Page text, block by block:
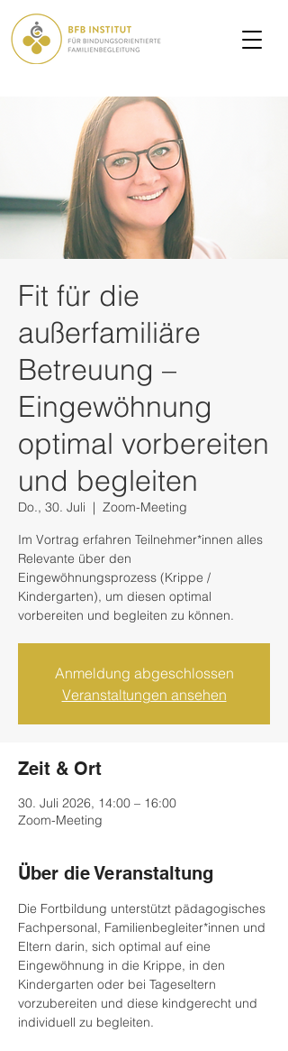
Fit für die
außerfamiliäre
Betreuung –
Eingewöhnung
optimal vorbereiten
und begleiten
Do., 30. Juli
  |
Zoom-Meeting
Im Vortrag erfahren Teilnehmer*innen alles
Relevante über den
Eingewöhnungsprozess (Krippe /
Kindergarten), um diesen optimal
vorbereiten und begleiten zu können.
Anmeldung abgeschlossen
Veranstaltungen ansehen
Zeit & Ort
30. Juli 2026, 14:00 – 16:00
Zoom-Meeting
Über die Veranstaltung
Die Fortbildung unterstützt pädagogisches
Fachpersonal, Familienbegleiter*innen und
Eltern darin, sich optimal auf eine
Eingewöhnung in die Krippe, in den
Kindergarten oder bei Tageseltern
vorzubereiten und diese kindgerecht und
individuell zu begleiten.